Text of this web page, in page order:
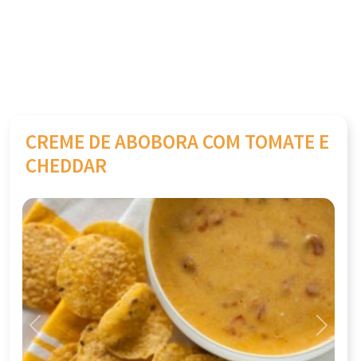
CREME DE ABOBORA COM TOMATE E
CHEDDAR
Previous Next